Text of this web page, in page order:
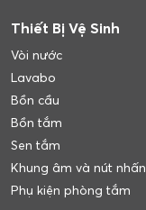
Thiết Bị Vệ Sinh
Vòi nước
Lavabo
Bồn cầu
Bồn tắm
Sen tắm
Khung âm và nút nhấn
Phụ kiện phòng tắm